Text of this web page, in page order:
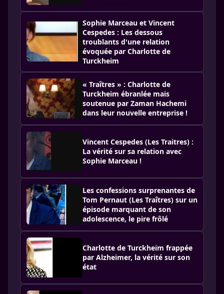
Sophie Marceau et Vincent
Cespedes : Les dessous
troublants d'une relation
évoquée par Charlotte de
Turckheim
« Traîtres » : Charlotte de
Turckheim ébranlée mais
soutenue par Zaman Hachemi
dans leur nouvelle entreprise !
Vincent Cespedes (Les Traitres) :
La vérité sur sa relation avec
Sophie Marceau !
Les confessions surprenantes de
Tom Pernaut (Les Traîtres) sur un
épisode marquant de son
adolescence, le pire frôlé
Charlotte de Turckheim frappée
par Alzheimer, la vérité sur son
état